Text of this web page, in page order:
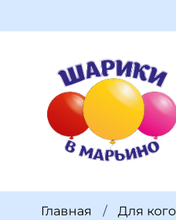
Главная Для кого